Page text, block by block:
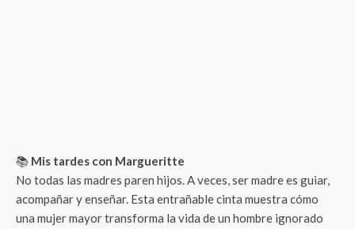
📚 Mis tardes con Margueritte
No todas las madres paren hijos. A veces, ser madre es guiar,
acompañar y enseñar. Esta entrañable cinta muestra cómo
una mujer mayor transforma la vida de un hombre ignorado